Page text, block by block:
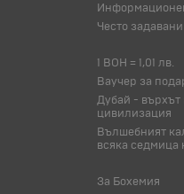
Често
1 BOH = 1,01 лв.
Ваучер за
Дубай - върхът
цивилизация
Вълшебният
всяка седмица
За Бохемия